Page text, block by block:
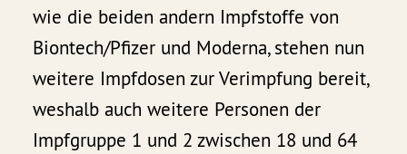
wie die beiden andern Impfstoffe von
Biontech/Pfizer und Moderna, stehen nun
weitere Impfdosen zur Verimpfung bereit,
weshalb auch weitere Personen der
Impfgruppe 1 und 2 zwischen 18 und 64